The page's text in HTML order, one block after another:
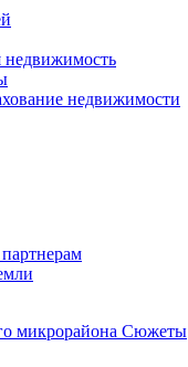
недвижимость
недвижимости
микрорайона Сюжеты